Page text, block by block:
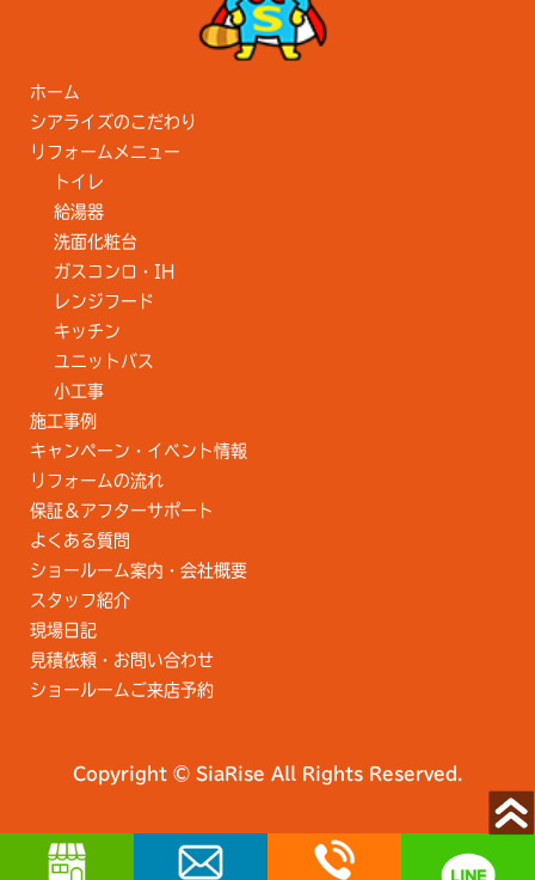
ホーム
シアライズのこだわり
リフォームメニュー
トイレ
給湯器
洗面化粧台
ガスコンロ・IH
レンジフード
キッチン
ユニットバス
小工事
施工事例
キャンペーン・イベント情報
リフォームの流れ
保証＆アフターサポート
よくある質問
ショールーム案内・会社概要
スタッフ紹介
現場日記
見積依頼・お問い合わせ
ショールームご来店予約
Copyright © SiaRise All Rights Reserved.